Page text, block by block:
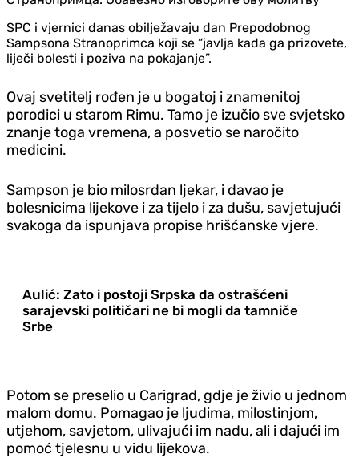
SPC i vjernici danas obilježavaju dan Prepodobnog
Sampsona Stranoprimca koji se “javlja kada ga prizovete,
liječi bolesti i poziva na pokajanje”.
Ovaj svetitelj rođen je u bogatoj i znamenitoj
porodici u starom Rimu. Tamo je izučio sve svjetsko
znanje toga vremena, a posvetio se naročito
medicini.
Sampson je bio milosrdan ljekar, i davao je
bolesnicima lijekove i za tijelo i za dušu, savjetujući
svakoga da ispunjava propise hrišćanske vjere.
Aulić: Zato i postoji Srpska da ostrašćeni
sarajevski političari ne bi mogli da tamniče
Srbe
Potom se preselio u Carigrad, gdje je živio u jednom
malom domu. Pomagao je ljudima, milostinjom,
utjehom, savjetom, ulivajući im nadu, ali i dajući im
pomoć tjelesnu u vidu lijekova.